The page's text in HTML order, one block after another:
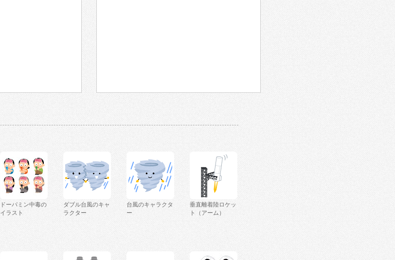
ドーパミン中毒の
イラスト
ダブル台風のキャ
ラクター
台風のキャラクタ
ー
垂直離着陸ロケッ
ト（アーム）